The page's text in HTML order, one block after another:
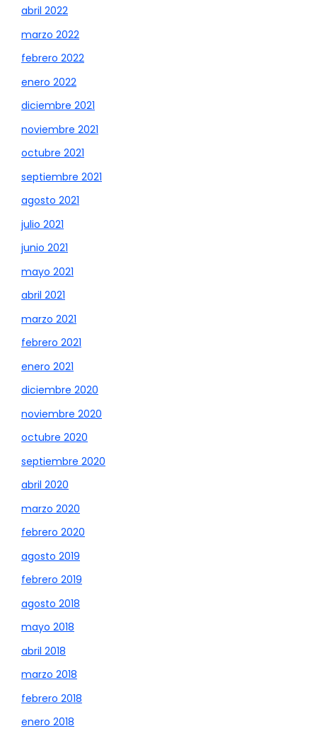
abril 2022
marzo 2022
febrero 2022
enero 2022
diciembre 2021
noviembre 2021
octubre 2021
septiembre 2021
agosto 2021
julio 2021
junio 2021
mayo 2021
abril 2021
marzo 2021
febrero 2021
enero 2021
diciembre 2020
noviembre 2020
octubre 2020
septiembre 2020
abril 2020
marzo 2020
febrero 2020
agosto 2019
febrero 2019
agosto 2018
mayo 2018
abril 2018
marzo 2018
febrero 2018
enero 2018